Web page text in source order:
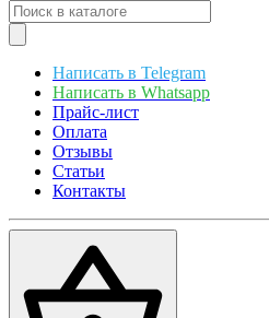
Написать в Telegram
Написать в Whatsapp
Прайс-лист
Оплата
Отзывы
Статьи
Контакты